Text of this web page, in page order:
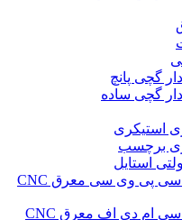
گچی پانچ
گچی ساده
برچسب
تایل سی ان سی پی وی سی معرق CNC
تایل سی ان سی ام دی اف معرق CNC